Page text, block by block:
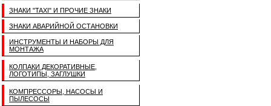
ЗНАКИ "TAXI" И ПРОЧИЕ ЗНАКИ
ЗНАКИ АВАРИЙНОЙ ОСТАНОВКИ
ИНСТРУМЕНТЫ И НАБОРЫ ДЛЯ
МОНТАЖА
КОЛПАКИ ДЕКОРАТИВНЫЕ,
ЛОГОТИПЫ, ЗАГЛУШКИ
КОМПРЕССОРЫ, НАСОСЫ И
ПЫЛЕСОСЫ